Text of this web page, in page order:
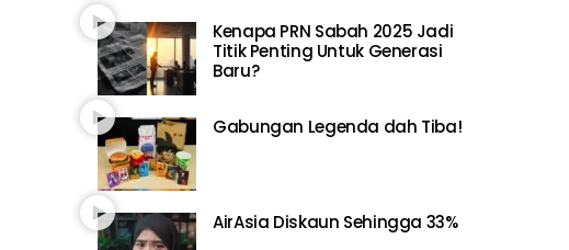
Kenapa PRN Sabah 2025 Jadi
Titik Penting Untuk Generasi
Baru?
Gabungan Legenda dah Tiba!
AirAsia Diskaun Sehingga 33%